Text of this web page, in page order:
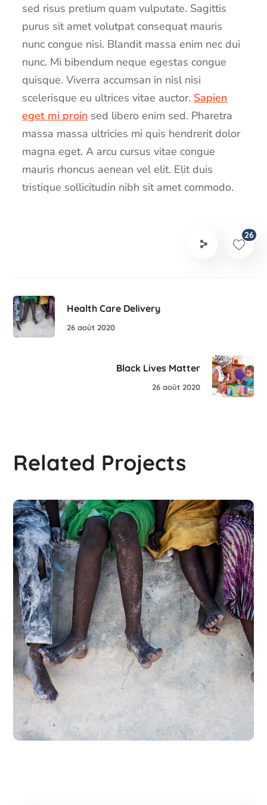
sed risus pretium quam vulputate. Sagittis
purus sit amet volutpat consequat mauris
nunc congue nisi. Blandit massa enim nec dui
nunc. Mi bibendum neque egestas congue
quisque. Viverra accumsan in nisl nisi
scelerisque eu ultrices vitae auctor. Sapien
eget mi proin sed libero enim sed. Pharetra
massa massa ultricies mi quis hendrerit dolor
magna eget. A arcu cursus vitae congue
mauris rhoncus aenean vel elit. Elit duis
tristique sollicitudin nibh sit amet commodo.
26
Health Care Delivery
26 août 2020
Black Lives Matter
26 août 2020
Related Projects
Health Care Delivery
#CHARITY